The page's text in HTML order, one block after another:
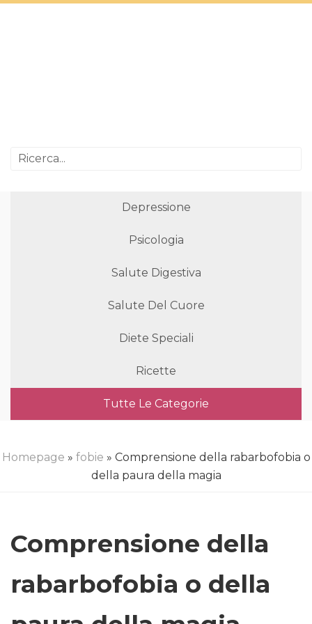
Depressione
Psicologia
Salute Digestiva
Salute Del Cuore
Diete Speciali
Ricette
Tutte Le Categorie
Homepage » fobie » Comprensione della rabarbofobia o
della paura della magia
Comprensione della
rabarbofobia o della